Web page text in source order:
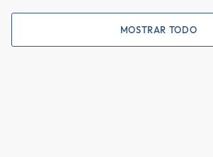
MOSTRAR TODO